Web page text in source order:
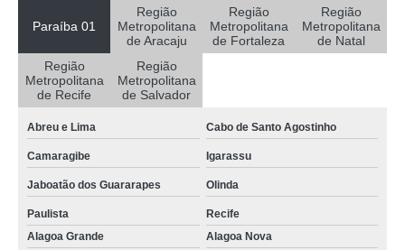
sala de reunião para alugar Gado Bravo
salas de reunião para alugar por hora preço Remígio
aluguel sala reunião São Gonçalo do Amarante
salas de reunião para alugar por hora Santa Rita
preço para alugar sala para reuniões Riacho dos Cavalos
onde encontrar salas para alugar por hora Boqueirão
sala de reunião para alugar preço Macaíba
onde tem sala de reunião para alugar Caucaia
Paraíba 01
Região
Metropolitana
de Aracaju
Região
Metropolitana
de Fortaleza
Região
Metropolitana
de Natal
Região
Metropolitana
de Recife
Região
Metropolitana
de Salvador
Abreu e Lima Cabo de Santo Agostinho
Camaragibe Igarassu
Jaboatão dos Guararapes Olinda
Paulista
Recife
Alagoa Grande
Alagoa Nova